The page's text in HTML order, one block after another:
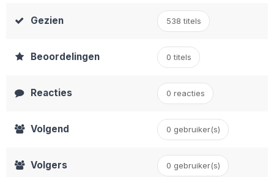
Gezien 538 titels
Beoordelingen 0 titels
Reacties 0 reacties
Volgend 0 gebruiker(s)
Volgers 0 gebruiker(s)